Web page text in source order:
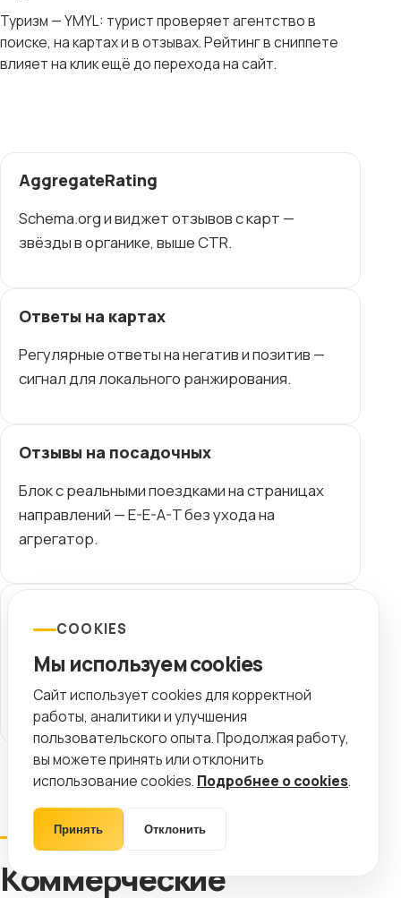
Туризм — YMYL: турист проверяет агентство в
поиске, на картах и в отзывах. Рейтинг в сниппете
влияет на клик ещё до перехода на сайт.
AggregateRating
Schema.org и виджет отзывов с карт —
звёзды в органике, выше CTR.
Ответы на картах
Регулярные ответы на негатив и позитив —
сигнал для локального ранжирования.
Отзывы на посадочных
Блок с реальными поездками на страницах
направлений — E-E-A-T без ухода на
агрегатор.
партнёров — /services/serm/ как дополнение
к SEO.
КОММЕРЦИЯ
Коммерческие
COOKIES
Мы используем cookies
Сайт использует cookies для корректной
работы, аналитики и улучшения
пользовательского опыта. Продолжая работу,
вы можете принять или отклонить
использование cookies. Подробнее о cookies.
Принять Отклонить